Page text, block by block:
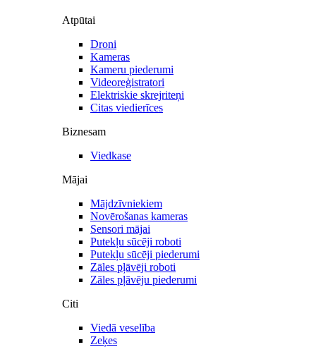
Atpūtai
Droni
Kameras
Kameru piederumi
Videoreģistratori
Elektriskie skrejriteņi
Citas viedierīces
Biznesam
Viedkase
Mājai
Mājdzīvniekiem
Novērošanas kameras
Sensori mājai
Putekļu sūcēji roboti
Putekļu sūcēji piederumi
Zāles pļāvēji roboti
Zāles pļāvēju piederumi
Citi
Viedā veselība
Zeķes